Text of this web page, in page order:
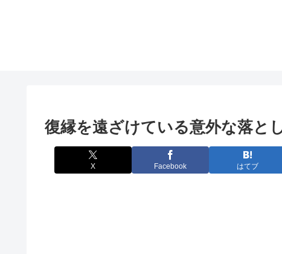
復縁を遠ざけている意外な落と
X Facebook はてブ